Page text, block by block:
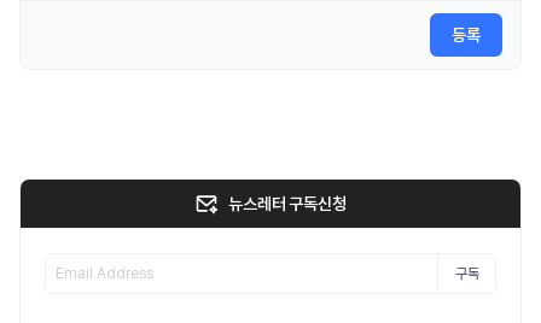
등록
뉴스레터 구독신청
구독